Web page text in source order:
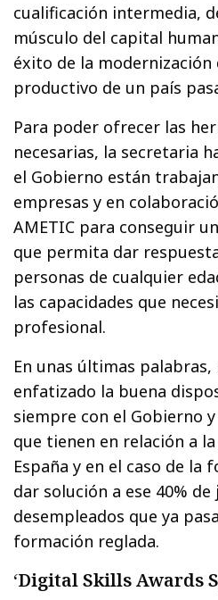
cualificación intermedia,
músculo del capital
éxito de la modernización
productivo de un país
Para poder ofrecer las
necesarias, la secretaria
el Gobierno están
empresas y en
AMETIC para conseguir
que permita dar
personas de cualquier
las capacidades que
profesional.
En unas últimas palabras,
enfatizado la buena
siempre con el Gobierno
que tienen en relación a
España y en el caso de
dar solución a ese 40% de
desempleados que ya
formación reglada.
‘Digital Skills Awards